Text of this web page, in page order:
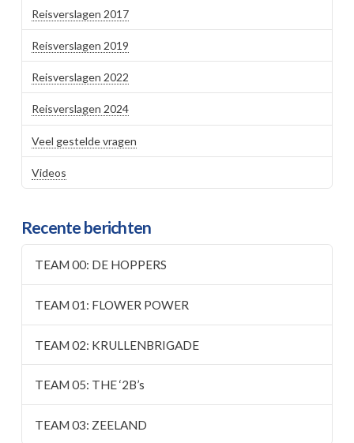
Reisverslagen 2017
Reisverslagen 2019
Reisverslagen 2022
Reisverslagen 2024
Veel gestelde vragen
Videos
Recente berichten
TEAM 00: DE HOPPERS
TEAM 01: FLOWER POWER
TEAM 02: KRULLENBRIGADE
TEAM 05: THE ‘2B’s
TEAM 03: ZEELAND